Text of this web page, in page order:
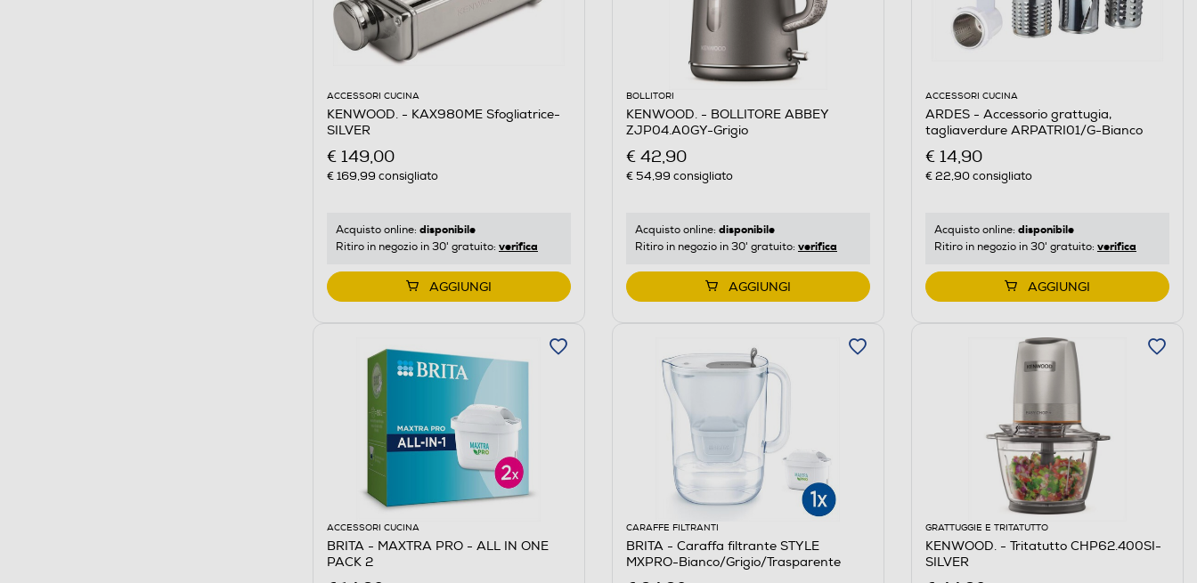
ACCESSORI CUCINA
KENWOOD. - KAX980ME Sfogliatrice-
SILVER
€ 149,00
€ 169,99 consigliato
Acquisto online: disponibile
Ritiro in negozio in 30' gratuito: verifica
AGGIUNGI
BOLLITORI
KENWOOD. - BOLLITORE ABBEY
ZJP04.A0GY-Grigio
€ 42,90
€ 54,99 consigliato
Acquisto online: disponibile
Ritiro in negozio in 30' gratuito: verifica
AGGIUNGI
ACCESSORI CUCINA
ARDES - Accessorio grattugia,
tagliaverdure ARPATRI01/G-Bianco
€ 14,90
€ 22,90consigliato
Acquisto online: disponibile
Ritiro in negozio in 30' gratuito: verifica
AGGIUNGI
ACCESSORI CUCINA
BRITA - MAXTRA PRO - ALL IN ONE
PACK 2
CARAFFE FILTRANTI
BRITA - Caraffa filtrante STYLE
MXPRO-Bianco/Grigio/Trasparente
GRATTUGGIE E TRITATUTTO
KENWOOD. - Tritatutto CHP62.400SI-
SILVER